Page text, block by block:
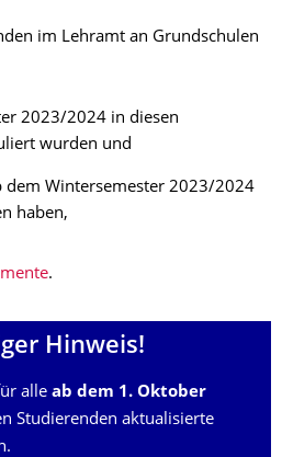
im Lehramt an Grundschulen
2023/2024 in diesen
wurden und
dem Wintersemester 2023/2024
haben,
.
Hinweis!
alle ab dem 1. Oktober
Studierenden aktualisierte